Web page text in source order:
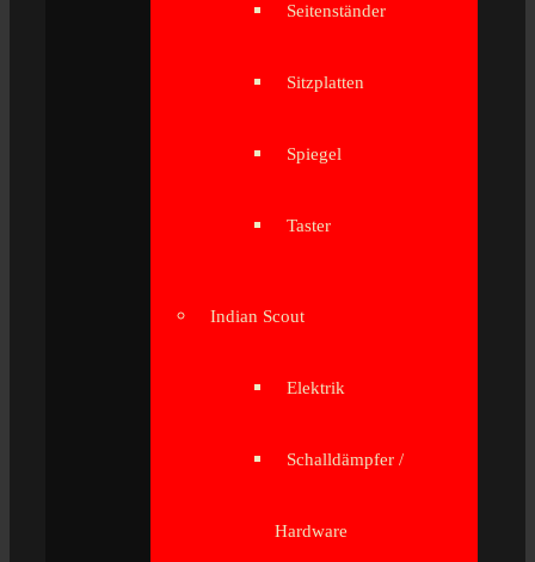
Seitenständer
Sitzplatten
Spiegel
Taster
Indian Scout
Elektrik
Schalldämpfer /
Hardware